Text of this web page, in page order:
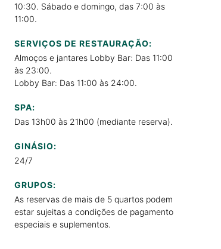
10:30. Sábado e domingo, das 7:00 às
11:00.
SERVIÇOS DE RESTAURAÇÃO:
Almoços e jantares Lobby Bar: Das 11:00
às 23:00.
Lobby Bar: Das 11:00 às 24:00.
SPA:
Das 13h00 às 21h00 (mediante reserva).
GINÁSIO:
24/7
GRUPOS:
As reservas de mais de 5 quartos podem
estar sujeitas a condições de pagamento
especiais e suplementos.